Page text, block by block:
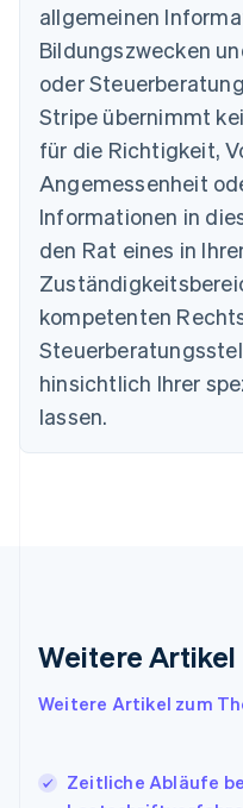
allgemeinen
Bildungszwecken
oder
Stripe übernimmt
für die Richtigkeit,
Angemessenheit
Informationen in
den Rat eines in
kompetenten
hinsichtlich Ihrer
lassen.
Weitere Artikel
Weitere Artikel zum
Zeitliche Abläufe
Australien
English
Nederlands Français
Brasilien
English
Bulgarien
English
Dänemark
Deutschland
DeutschEnglish
Estland
English
Festlandchina
简体中文
EnglishSvenska
English
English
Japan
日本語 English